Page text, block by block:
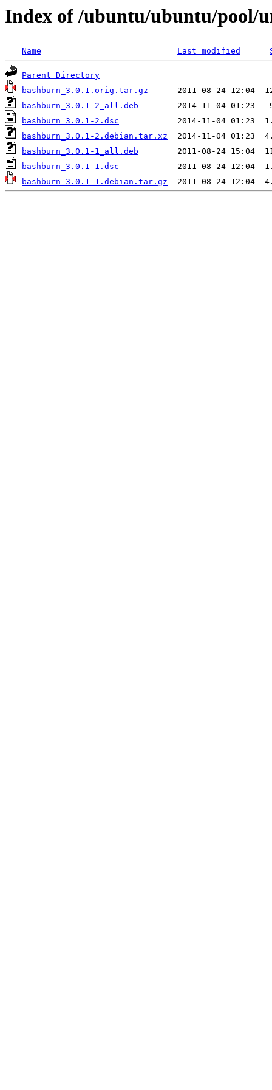
Index of /ubuntu/ubuntu/pool/
Name Last modified
Parent Directory
bashburn_3.0.1.orig.tar.gz
bashburn_3.0.1-2_all.deb
bashburn_3.0.1-2.dsc
bashburn_3.0.1-2.debian.tar.xz
bashburn_3.0.1-1_all.deb
bashburn_3.0.1-1.dsc
bashburn_3.0.1-1.debian.tar.gz